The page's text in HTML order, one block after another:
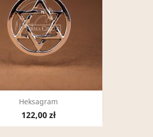
Heksagram
122,00 zł